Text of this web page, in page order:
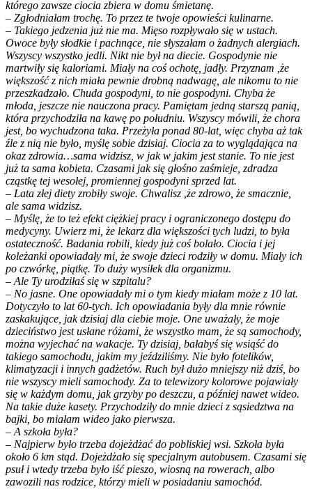
którego zawsze ciocia zbiera w domu śmietanę.
– Zgłodniałam trochę. To przez te twoje opowieści kulinarne.
– Takiego jedzenia już nie ma. Mięso rozpływało się w ustach.
Owoce były słodkie i pachnące, nie słyszałam o żadnych alergiach.
Wszyscy wszystko jedli. Nikt nie był na diecie. Gospodynie nie
martwiły się kaloriami. Miały na coś ochotę, jadły. Przyznam ,że
większość z nich miała pewnie drobną nadwagę, ale nikomu to nie
przeszkadzało. Chuda gospodyni, to nie gospodyni. Chyba że
młoda, jeszcze nie nauczona pracy. Pamiętam jedną starszą panią,
która przychodziła na kawę po południu. Wszyscy mówili, że chora
jest, bo wychudzona taka. Przeżyła ponad 80-lat, więc chyba aż tak
źle z nią nie było, myślę sobie dzisiaj. Ciocia za to wyglądająca na
okaz zdrowia…sama widzisz, w jak w jakim jest stanie. To nie jest
już ta sama kobieta. Czasami jak się głośno zaśmieje, zdradza
cząstkę tej wesołej, promiennej gospodyni sprzed lat.
– Lata złej diety zrobiły swoje. Chwalisz ,że zdrowo, że smacznie,
ale sama widzisz.
– Myślę, że to też efekt ciężkiej pracy i ograniczonego dostępu do
medycyny. Uwierz mi, że lekarz dla większości tych ludzi, to była
ostateczność. Badania robili, kiedy już coś bolało. Ciocia i jej
koleżanki opowiadały mi, że swoje dzieci rodziły w domu. Miały ich
po czwórkę, piątkę. To duży wysiłek dla organizmu.
– Ale Ty urodziłaś się w szpitalu?
– No jasne. One opowiadały mi o tym kiedy miałam może z 10 lat.
Dotyczyło to lat 60-tych. Ich opowiadania były dla mnie równie
zaskakujące, jak dzisiaj dla ciebie moje. One uważały, że moje
dzieciństwo jest usłane różami, że wszystko mam, że są samochody,
można wyjechać na wakacje. Ty dzisiaj, bałabyś się wsiąść do
takiego samochodu, jakim my jeździliśmy. Nie było fotelików,
klimatyzacji i innych gadżetów. Ruch był dużo mniejszy niż dziś, bo
nie wszyscy mieli samochody. Za to telewizory kolorowe pojawiały
się w każdym domu, jak grzyby po deszczu, a później nawet wideo.
Na takie duże kasety. Przychodziły do mnie dzieci z sąsiedztwa na
bajki, bo miałam wideo jako pierwsza.
– A szkoła była?
– Najpierw było trzeba dojeżdżać do pobliskiej wsi. Szkoła była
około 6 km stąd. Dojeżdżało się specjalnym autobusem. Czasami się
psuł i wtedy trzeba było iść pieszo, wiosną na rowerach, albo
zawozili nas rodzice, którzy mieli w posiadaniu samochód.